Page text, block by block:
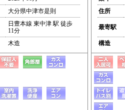
大分県中津市是則
日豊本線 東中津 駅 徒歩
11分
木造
住所
最寄駅
構造